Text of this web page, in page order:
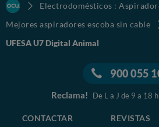
Electrodomésticos :
Mejores aspiradores escoba sin cable
UFESA U7 Digital Animal
900 055
Reclama! De L a J de 9 a 18
CONTACTAR REVISTAS